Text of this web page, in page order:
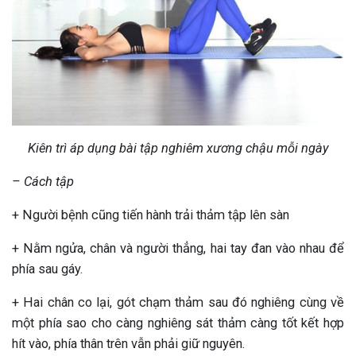
Kiên trì áp dụng bài tập nghiêm xương chậu mỗi ngày
– Cách tập
+ Người bệnh cũng tiến hành trải thảm tập lên sàn
+ Nằm ngửa, chân và người thẳng, hai tay đan vào nhau để
phía sau gáy.
+ Hai chân co lại, gót chạm thảm sau đó nghiêng cùng về
một phía sao cho càng nghiêng sát thảm càng tốt kết hợp
hít vào, phía thân trên vẫn phải giữ nguyên.